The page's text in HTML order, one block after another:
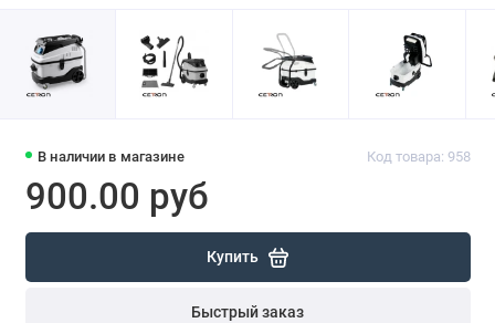
В наличии в магазине Код товара: 958
900.00 руб
Купить
Быстрый заказ